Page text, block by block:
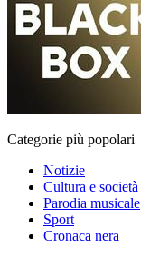
Categorie più popolari
Notizie
Cultura e società
Parodia musicale
Sport
Cronaca nera